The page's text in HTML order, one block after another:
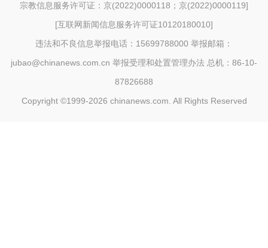
宗教信息服务许可证：京(2022)0000118；京(2022)0000119]
[互联网新闻信息服务许可证10120180010]
违法和不良信息举报电话：15699788000 举报邮箱：
jubao@chinanews.com.cn 举报受理和处置管理办法 总机：86-10-
87826688
Copyright ©1999-2026 chinanews.com. All Rights Reserved